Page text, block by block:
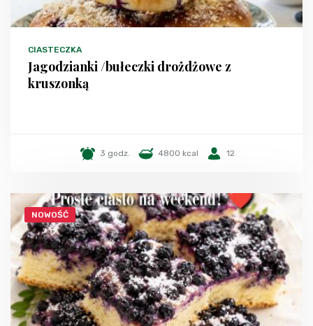
CIASTECZKA
Jagodzianki /bułeczki drożdżowe z
kruszonką
3 godz. 4800 kcal 12
NOWOŚĆ